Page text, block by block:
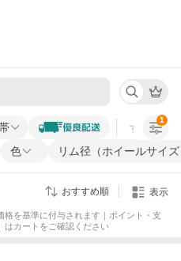
すべての条
色 リム径（ホイールサイ
1
おすすめ順 表示
格を基準に付与されます｜ポイント・支
はカートをご確認ください